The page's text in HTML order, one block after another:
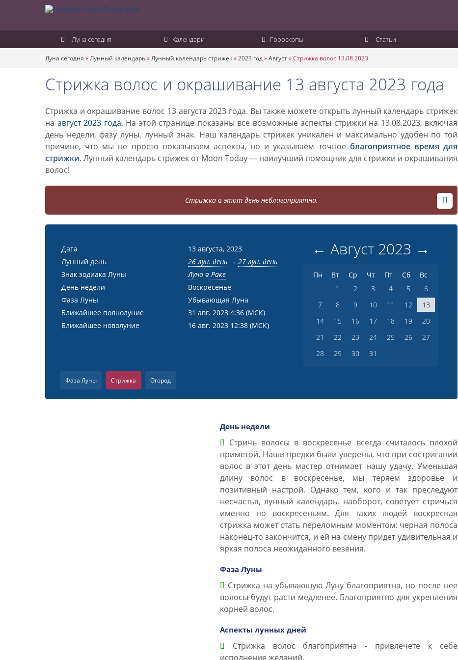
Луна сегодня Календари Гороскопы Статьи
Луна сегодня »Лунный календарь»Лунный календарь стрижек»2023 год»Август»Стрижка волос 13.08.2023
Стрижка волос и окрашивание 13 августа 2023 года
Стрижка и окрашивание волос 13 августа 2023 года. Вы также можете открыть лунный календарь стрижек
на август 2023 года. На этой странице показаны все возможные аспекты стрижки на 13.08.2023, включая
день недели, фазу луны, лунный знак. Наш календарь стрижек уникален и максимально удобен по той
причине, что мы не просто показываем аспекты, но и указываем точное благоприятное время для
стрижки. Лунный календарь стрижек от Moon Today — наилучший помощник для стрижки и окрашивания
волос!
Стрижка в этот день неблагоприятна.
Дата
13 августа, 2023
Лунный день
26 лун. день → 27 лун. день
Знак зодиака Луны
Луна в Раке
День недели
Воскресенье
Фаза Луны
Убывающая Луна
Ближайшее полнолуние
31 авг. 2023 4:36 (МСК)
Ближайшее новолуние
16 авг. 2023 12:38 (МСК)
← Август 2023 →
Пн Вт Ср Чт Пт Сб
Вс
1
2 3 4 5
6
7
8 9 10 11 12
13
14
15 16 17 18 19
20
21
22 23 24 25 26
27
28
29 30 31
Фаза Луны Стрижка Огород
День недели
Стричь волосы в воскресенье всегда считалось плохой
приметой. Наши предки были уверены, что при состригании
волос в этот день мастер отнимает нашу удачу. Уменьшая
длину волос в воскресенье, мы теряем здоровье и
позитивный настрой. Однако тем, кого и так преследуют
несчастья, лунный календарь, наоборот, советует стричься
именно по воскресеньям. Для таких людей воскресная
стрижка может стать переломным моментом: черная полоса
наконец-то закончится, и ей на смену придет удивительная и
яркая полоса неожиданного везения.
Фаза Луны
Стрижка на убывающую Луну благоприятна, но после нее
волосы будут расти медленее. Благоприятно для укрепления
корней волос.
Аспекты лунных дней
Стрижка волос благоприятна - привлечете к себе
исполнение желаний.